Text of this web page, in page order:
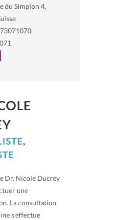
du Simplon 4,
,
Dr. Nicole Ducrey
une
La consultation
s’effectue